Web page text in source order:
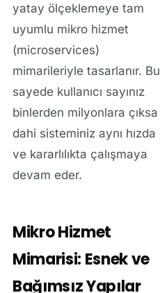
yatay ölçeklemeye tam
uyumlu mikro hizmet
(microservices)
mimarileriyle tasarlanır. Bu
sayede kullanıcı sayınız
binlerden milyonlara çıksa
dahi sisteminiz aynı hızda
ve kararlılıkta çalışmaya
devam eder.
Mikro Hizmet
Mimarisi: Esnek ve
Bağımsız Yapılar